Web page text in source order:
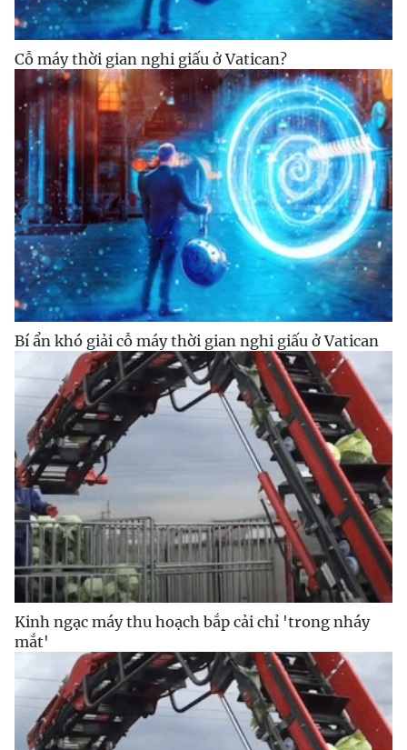
Cỗ máy thời gian nghi giấu ở Vatican?
Bí ẩn khó giải cỗ máy thời gian nghi giấu ở Vatican
Kinh ngạc máy thu hoạch bắp cải chỉ 'trong nháy
mắt'